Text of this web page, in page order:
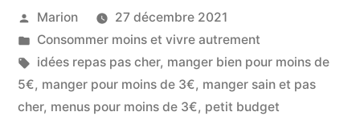
2€50 »
Publié
par
Marion
27 décembre 2021
Publié
dans
Consommer moins et vivre autrement
Étiquettes :
idées repas pas cher, manger bien pour moins de
5€, manger pour moins de 3€, manger sain et pas
cher, menus pour moins de 3€, petit budget